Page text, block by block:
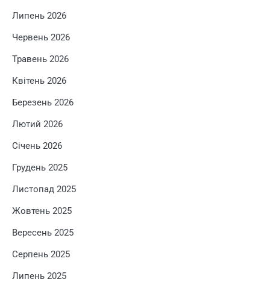
Липень 2026
Червень 2026
Травень 2026
Квітень 2026
Березень 2026
Лютий 2026
Січень 2026
Грудень 2025
Листопад 2025
Жовтень 2025
Вересень 2025
Серпень 2025
Липень 2025